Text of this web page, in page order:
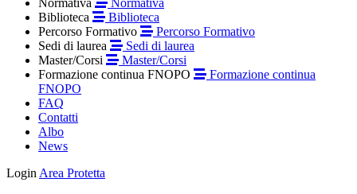
Biblioteca
Biblioteca
Percorso Formativo
Percorso Formativo
Sedi di laurea
Sedi di laurea
Master/Corsi
Master/Corsi
Formazione continua FNOPO
Formazione continua
FNOPO
FAQ
Contatti
Albo
News
Login Area Protetta